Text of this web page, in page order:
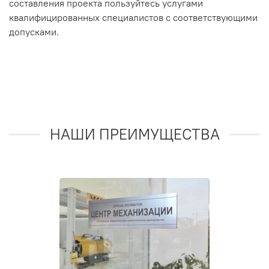
составления проекта пользуйтесь услугами
квалифицированных специалистов с соответствующими
допусками.
НАШИ ПРЕИМУЩЕСТВА